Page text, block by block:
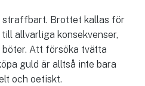
straffbart. Brottet kallas för
allvarliga konsekvenser,
Att försöka tvätta
guld är alltså inte bara
och oetiskt.